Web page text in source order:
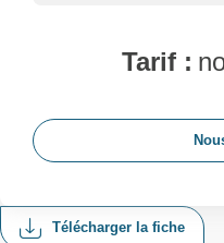
Télécharger la fiche
Tarif :